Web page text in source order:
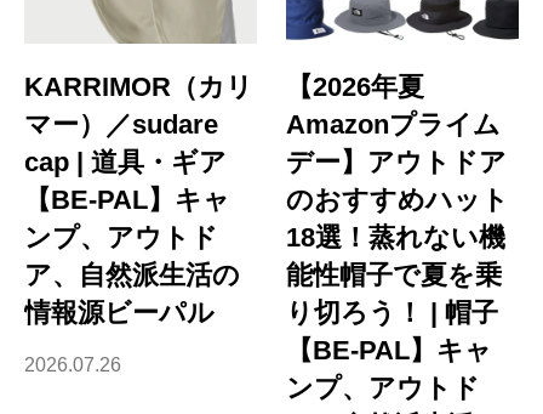
KARRIMOR（カリ
マー）／sudare
cap | 道具・ギア
【BE-PAL】キャ
ンプ、アウトド
ア、自然派生活の
情報源ビーパル
2026.07.26
【2026年夏
Amazonプライム
デー】アウトドア
のおすすめハット
18選！蒸れない機
能性帽子で夏を乗
り切ろう！ | 帽子
【BE-PAL】キャ
ンプ、アウトド